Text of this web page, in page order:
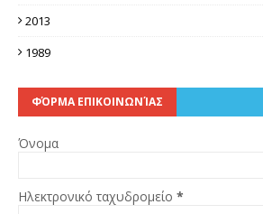
2013
1989
ΦΌΡΜΑ ΕΠΙΚΟΙΝΩΝΊΑΣ
Όνομα
Ηλεκτρονικό ταχυδρομείο *